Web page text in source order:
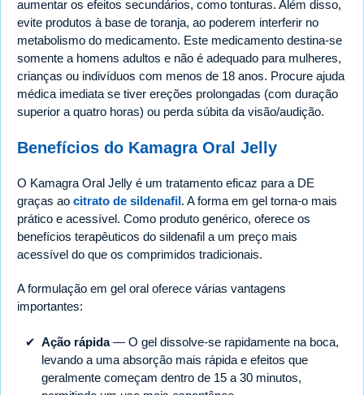
aumentar os efeitos secundários, como tonturas. Além disso,
evite produtos à base de toranja, ao poderem interferir no
metabolismo do medicamento. Este medicamento destina-se
somente a homens adultos e não é adequado para mulheres,
crianças ou indivíduos com menos de 18 anos. Procure ajuda
médica imediata se tiver ereções prolongadas (com duração
superior a quatro horas) ou perda súbita da visão/audição.
Benefícios do Kamagra Oral Jelly
O Kamagra Oral Jelly é um tratamento eficaz para a DE
graças ao citrato de sildenafil. A forma em gel torna-o mais
prático e acessível. Como produto genérico, oferece os
benefícios terapêuticos do sildenafil a um preço mais
acessível do que os comprimidos tradicionais.
A formulação em gel oral oferece várias vantagens
importantes:
Ação rápida— O gel dissolve-se rapidamente na boca,
levando a uma absorção mais rápida e efeitos que
geralmente começam dentro de 15 a 30 minutos,